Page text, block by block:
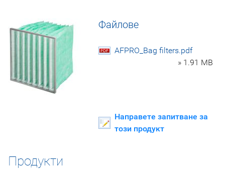
Файлове
AFPRO_Bag filters.pdf
» 1.91 MB
Направете запитване за
този продукт
Продукти